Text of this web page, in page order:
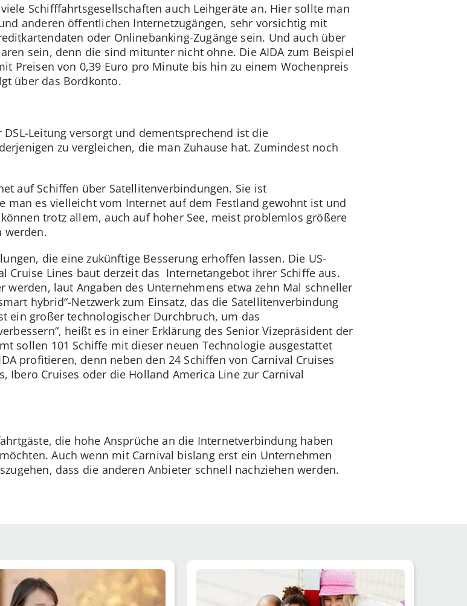
Schifffahrtsgesellschaften auch Leihgeräte an. Hier sollte man
anderen öffentlichen Internetzugängen, sehr vorsichtig mit
oder Onlinebanking-Zugänge sein. Und auch über
sein, denn die sind mitunter nicht ohne. Die AIDA zum Beispiel
Preisen von 0,39 Euro pro Minute bis hin zu einem Wochenpreis
über das Bordkonto.
Leitung versorgt und dementsprechend ist die
zu vergleichen, die man Zuhause hat. Zumindest noch
auf Schiffen über Satellitenverbindungen. Sie ist
es vielleicht vom Internet auf dem Festland gewohnt ist und
trotz allem, auch auf hoher See, meist problemlos größere
werden.
die eine zukünftige Besserung erhoffen lassen. Die US-
Cruise Lines baut derzeit das Internetangebot ihrer Schiffe aus.
laut Angaben des Unternehmens etwa zehn Mal schneller
hybrid“-Netzwerk zum Einsatz, das die Satellitenverbindung
ein großer technologischer Durchbruch, um das
heißt es in einer Erklärung des Senior Vizepräsident der
sollen 101 Schiffe mit dieser neuen Technologie ausgestattet
profitieren, denn neben den 24 Schiffen von Carnival Cruises
Ibero Cruises oder die Holland America Line zur Carnival
die hohe Ansprüche an die Internetverbindung haben
Auch wenn mit Carnival bislang erst ein Unternehmen
dass die anderen Anbieter schnell nachziehen werden.